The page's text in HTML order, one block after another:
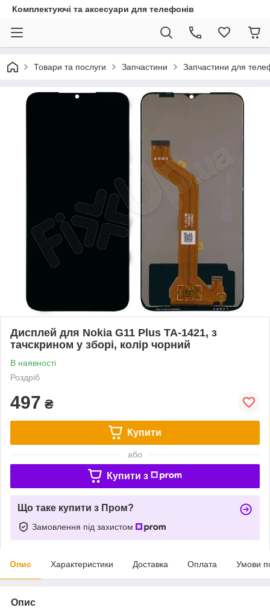
Комплектуючі та аксесуари для телефонів
Товари та послуги Запчастини Запчастини для
Дисплей для Nokia G11 Plus TA-1421, з
тачскрином у зборі, колір чорний
В наявності
Роздріб
497 ₴
Купити
або
Купити з
Що таке купити з Пром?
Замовлення під захистом
Опис Характеристики Доставка Оплата Умови
Опис